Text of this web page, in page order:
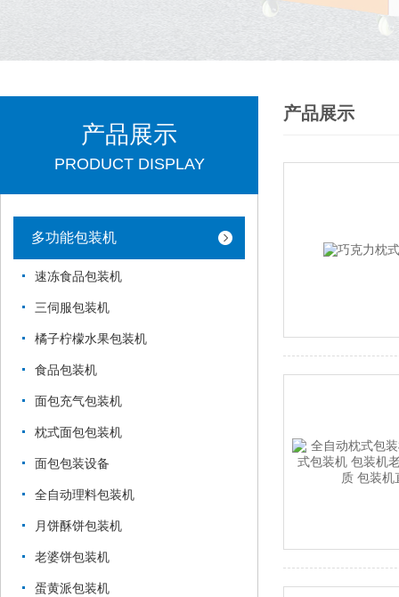
产品展示
PRODUCT DISPLAY
多功能包装机
速冻食品包装机
三伺服包装机
橘子柠檬水果包装机
食品包装机
面包充气包装机
枕式面包包装机
面包包装设备
全自动理料包装机
月饼酥饼包装机
老婆饼包装机
蛋黄派包装机
产品展示